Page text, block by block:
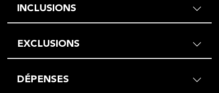
INCLUSIONS
EXCLUSIONS
DÉPENSES